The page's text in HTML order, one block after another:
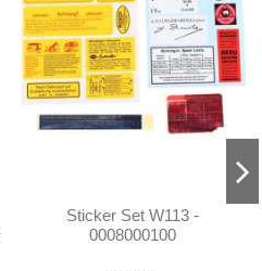
Sticker Set W113 -
0008000100